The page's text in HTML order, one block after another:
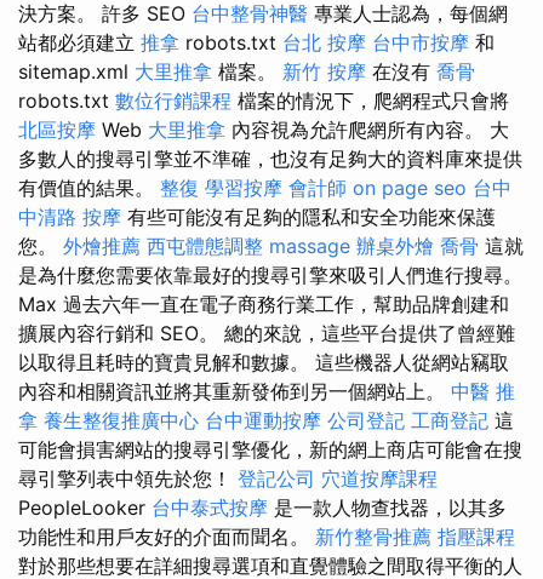
決方案。 許多 SEO 台中整骨神醫 專業人士認為，每個網
站都必須建立 推拿 robots.txt 台北 按摩 台中市按摩 和
sitemap.xml 大里推拿 檔案。 新竹 按摩 在沒有 喬骨
robots.txt 數位行銷課程 檔案的情況下，爬網程式只會將
北區按摩 Web 大里推拿 內容視為允許爬網所有內容。 大
多數人的搜尋引擎並不準確，也沒有足夠大的資料庫來提供
有價值的結果。 整復 學習按摩 會計師 on page seo 台中
中清路 按摩 有些可能沒有足夠的隱私和安全功能來保護
您。 外燴推薦 西屯體態調整 massage 辦桌外燴 喬骨 這就
是為什麼您需要依靠最好的搜尋引擎來吸引人們進行搜尋。
Max 過去六年一直在電子商務行業工作，幫助品牌創建和
擴展內容行銷和 SEO。 總的來說，這些平台提供了曾經難
以取得且耗時的寶貴見解和數據。 這些機器人從網站竊取
內容和相關資訊並將其重新發佈到另一個網站上。 中醫 推
拿 養生整復推廣中心 台中運動按摩 公司登記 工商登記 這
可能會損害網站的搜尋引擎優化，新的網上商店可能會在搜
尋引擎列表中領先於您！ 登記公司 穴道按摩課程
PeopleLooker 台中泰式按摩 是一款人物查找器，以其多
功能性和用戶友好的介面而聞名。 新竹整骨推薦 指壓課程
對於那些想要在詳細搜尋選項和直覺體驗之間取得平衡的人